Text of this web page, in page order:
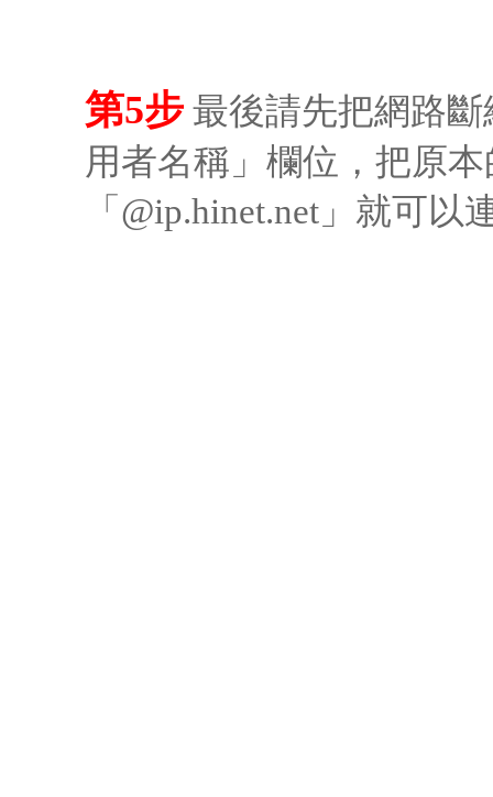
第5步 最後請先把網路
用者名稱」欄位，把原
「@ip.hinet.net」就可以